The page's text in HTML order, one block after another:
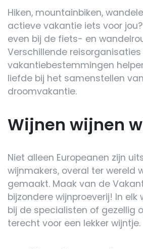
Hiken, mountainbiken,
actieve vakantie iets voor
even bij de fiets- en
Verschillende reisorganisaties
vakantiebestemmingen
liefde bij het samenstellen
droomvakantie.
Wijnen wijnen
Niet alleen Europeanen zijn
wijnmakers, overal ter wereld
gemaakt. Maak van de
bijzondere wijnproeverij! In elk
bij de specialisten of gezellig
terecht voor een lekker wijntje.